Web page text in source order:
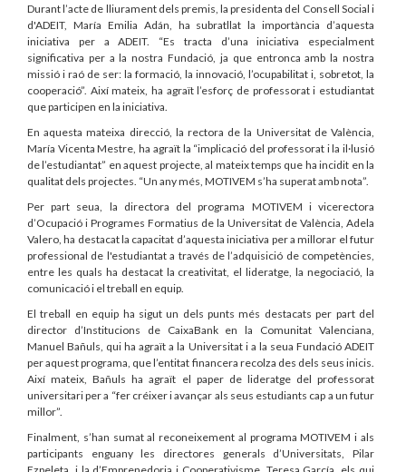
Durant l’acte de lliurament dels premis, la presidenta del Consell Social i
d'ADEIT, María Emilia Adán, ha subratllat la importància d’aquesta
iniciativa per a ADEIT. “Es tracta d’una iniciativa especialment
significativa per a la nostra Fundació, ja que entronca amb la nostra
missió i raó de ser: la formació, la innovació, l’ocupabilitat i, sobretot, la
cooperació”. Així mateix, ha agraït l’esforç de professorat i estudiantat
que participen en la iniciativa.
En aquesta mateixa direcció, la rectora de la Universitat de València,
María Vicenta Mestre, ha agraït la “implicació del professorat i la il·lusió
de l’estudiantat” en aquest projecte, al mateix temps que ha incidit en la
qualitat dels projectes. “Un any més, MOTIVEM s’ha superat amb nota”.
Per part seua, la directora del programa MOTIVEM i vicerectora
d’Ocupació i Programes Formatius de la Universitat de València, Adela
Valero, ha destacat la capacitat d’aquesta iniciativa per a millorar el futur
professional de l'estudiantat a través de l’adquisició de competències,
entre les quals ha destacat la creativitat, el lideratge, la negociació, la
comunicació i el treball en equip.
El treball en equip ha sigut un dels punts més destacats per part del
director d’Institucions de CaixaBank en la Comunitat Valenciana,
Manuel Bañuls, qui ha agraït a la Universitat i a la seua Fundació ADEIT
per aquest programa, que l’entitat financera recolza des dels seus inicis.
Així mateix, Bañuls ha agraït el paper de lideratge del professorat
universitari per a “fer créixer i avançar als seus estudiants cap a un futur
millor”.
Finalment, s’han sumat al reconeixement al programa MOTIVEM i als
participants enguany les directores generals d’Universitats, Pilar